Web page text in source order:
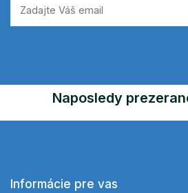
Naposledy
Informácie pre vas